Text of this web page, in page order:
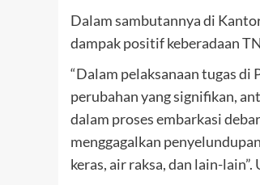
Dalam sambutannya di
dampak positif keberadaan
“Dalam pelaksanaan tugas di
perubahan yang signifikan,
dalam proses embarkasi
menggagalkan
keras, air raksa, dan lain-lain”.